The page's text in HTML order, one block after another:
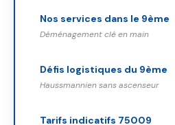
Nos services dans le 9ème
Déménagement clé en main
Défis logistiques du 9ème
Haussmannien sans ascenseur
Tarifs indicatifs 75009